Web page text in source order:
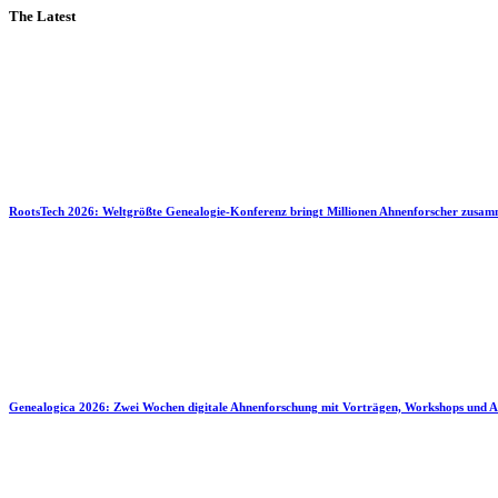
The Latest
RootsTech 2026: Weltgrößte Genealogie-Konferenz bringt Millionen Ahnenforscher
Genealogica 2026: Zwei Wochen digitale Ahnenforschung mit Vorträgen, Workshops und